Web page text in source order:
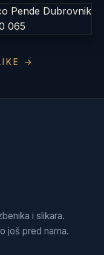
→
i slikara.
još pred nama.